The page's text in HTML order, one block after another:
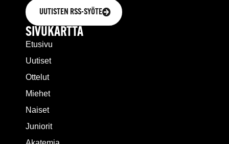
UUTISTEN RSS-SYÖTE
SIVUKARTTA
Etusivu
Uutiset
Ottelut
Miehet
Naiset
Juniorit